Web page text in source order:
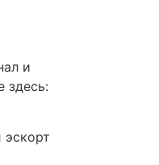
и
здесь: